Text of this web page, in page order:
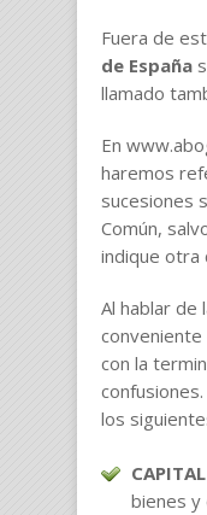
Fuera de
de España
llamado
En
haremos
sucesiones
Común,
indique otra
Al hablar de
con la
los
bienes y